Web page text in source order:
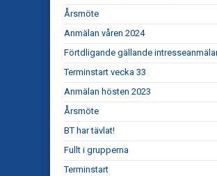
Årsmöte
Anmälan våren 2024
Förtdligande gällande
Terminstart vecka 33
Anmälan hösten 2023
Årsmöte
BT har tävlat!
Fullt i grupperna
Terminstart